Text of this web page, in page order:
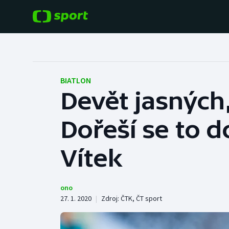
Hokej
Tenis
Atletika
Baseball a softbal
Basketbal
BIATLON
Devět
Dořeší se to
Vítek
ono
27. 1. 2020 | Zdroj: ČTK, ČT sport